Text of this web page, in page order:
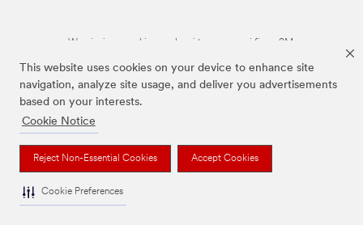
This website uses cookies on your device to enhance site
navigation, analyze site usage, and deliver you advertisements
based on your interests.
Cookie Notice
Reject Non-Essential Cookies Accept Cookies
Cookie Preferences
Wymienione marki są znakami towarowymi firmy 3M.